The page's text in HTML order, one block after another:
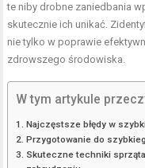
te niby drobne zaniedbania
skutecznie ich unikać.
nie tylko w poprawie
zdrowszego środowiska.
W tym artykule
Najczęstsze błędy w
Przygotowanie do
Skuteczne techniki